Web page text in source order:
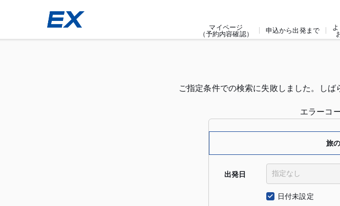
マイページ
（予約内容確認）
申込から出発まで
ご指定条件での検索に失敗しました。しば
エラーコ
出発日
日付未設定
旅